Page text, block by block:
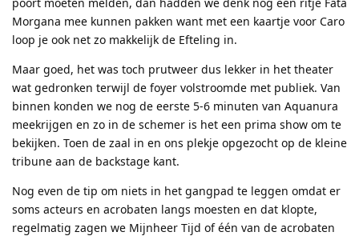
Morgana mee kunnen pakken want met een kaartje voor Caro
loop je ook net zo makkelijk de Efteling in.
Maar goed, het was toch prutweer dus lekker in het theater
wat gedronken terwijl de foyer volstroomde met publiek. Van
binnen konden we nog de eerste 5-6 minuten van Aquanura
meekrijgen en zo in de schemer is het een prima show om te
bekijken. Toen de zaal in en ons plekje opgezocht op de kleine
tribune aan de backstage kant.
Nog even de tip om niets in het gangpad te leggen omdat er
soms acteurs en acrobaten langs moesten en dat klopte,
regelmatig zagen we Mijnheer Tijd of één van de acrobaten